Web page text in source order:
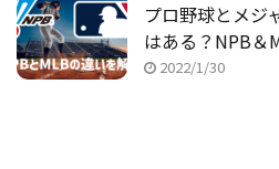
プロ野球とメジ
はある？NPB＆
2022/1/30